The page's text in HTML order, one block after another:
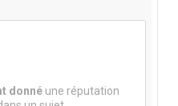
donné une réputation